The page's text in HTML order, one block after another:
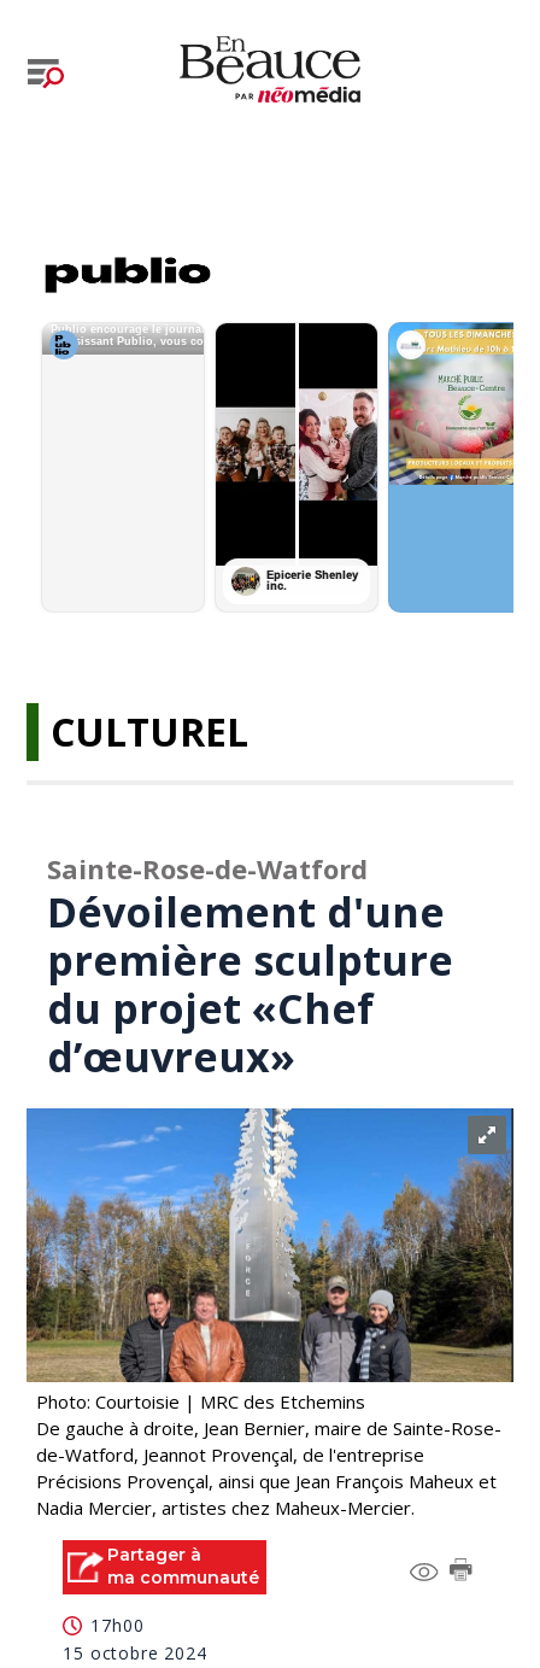
CULTUREL
Sainte-Rose-de-Watford
Dévoilement d'une
première sculpture
du projet «Chef
d’œuvreux»
Photo: Courtoisie | MRC des Etchemins
De gauche à droite, Jean Bernier, maire de Sainte-Rose-
de-Watford, Jeannot Provençal, de l'entreprise
Précisions Provençal, ainsi que Jean François Maheux et
Nadia Mercier, artistes chez Maheux-Mercier.
Partager à
ma communauté
17h00
15 octobre 2024